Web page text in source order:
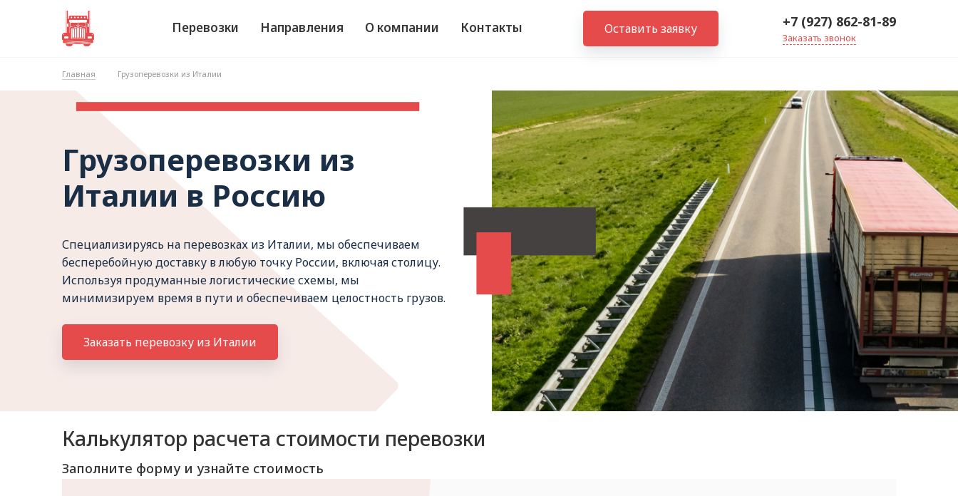
Перевозки Направления О компании Контакты Оставить заявку +7 (927) 862-81-89
Заказать звонок
Главная Грузоперевозки из Италии
Грузоперевозки из
Италии в Россию
Специализируясь на перевозках из Италии, мы обеспечиваем
бесперебойную доставку в любую точку России, включая столицу.
Используя продуманные логистические схемы, мы
минимизируем время в пути и обеспечиваем целостность грузов.
Заказать перевозку из Италии
Калькулятор расчета стоимости перевозки
Заполните форму и узнайте стоимость